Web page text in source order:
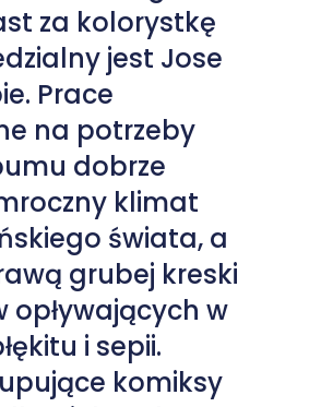
za kolorystkę
jest Jose
Prace
na potrzeby
dobrze
klimat
świata, a
grubej kreski
opływających w
i sepii.
komiksy